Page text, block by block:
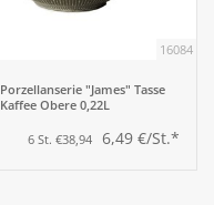
16084
Porzellanserie "James" Tasse
Kaffee Obere 0,22L
6 St. €38,94 6,49 €/St.*